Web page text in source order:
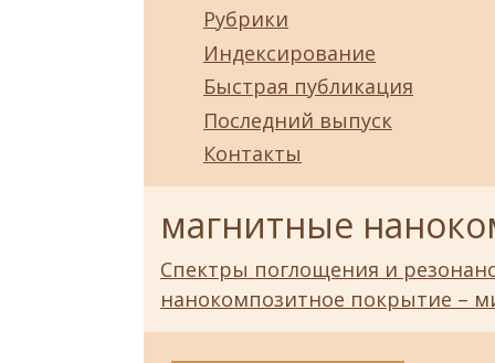
Рубрики
Индексирование
Быстрая публикация
Последний выпуск
Контакты
магнитные
Спектры поглощения и
нанокомпозитное покрытие –